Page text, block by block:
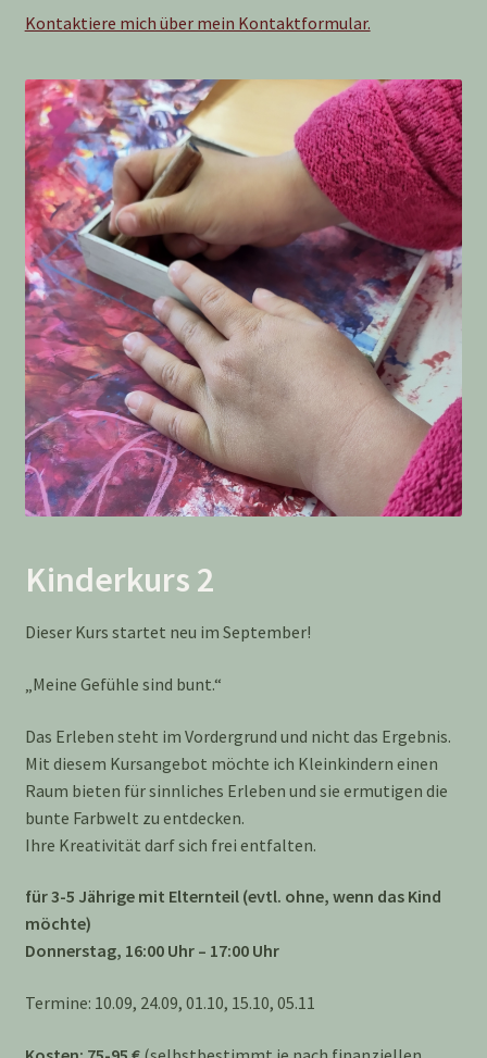
Kontaktiere mich über mein Kontaktformular.
Kinderkurs 2
Dieser Kurs startet neu im September!
„Meine Gefühle sind bunt.“
Das Erleben steht im Vordergrund und nicht das Ergebnis.
Mit diesem Kursangebot möchte ich Kleinkindern einen
Raum bieten für sinnliches Erleben und sie ermutigen die
bunte Farbwelt zu entdecken.
Ihre Kreativität darf sich frei entfalten.
für 3-5 Jährige mit Elternteil (evtl. ohne, wenn das Kind
möchte)
Donnerstag, 16:00 Uhr – 17:00 Uhr
Termine: 10.09, 24.09, 01.10, 15.10, 05.11